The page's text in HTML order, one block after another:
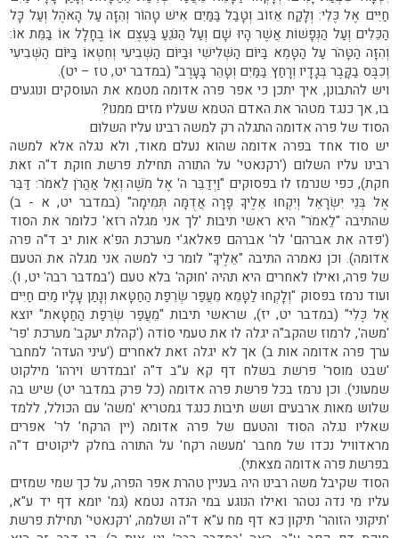
חַיִּים אֶל כֶּלִי: וְלָקַח אֵזוֹב וְטָבַל בַּמַּיִם אִישׁ טָהוֹר וְהִזָּה עַל הָאֹהֶל וְעַל כָּל
הַכֵּלִים וְעַל הַנְּפָשׁוֹת אֲשֶׁר הָיוּ שָׁם וְעַל הַנֹּגֵעַ בַּעֶצֶם אוֹ בֶחָלָל אוֹ בַמֵּת אוֹ:
וְהִזָּה הַטָּהֹר עַל הַטָּמֵא בַּיּוֹם הַשְּׁלִישִׁי וּבַיּוֹם הַשְּׁבִיעִי וְחִטְּאוֹ בַּיּוֹם הַשְּׁבִיעִי
וְכִבֶּס בַקָּבֶר בְּגָדָיו וְרָחַץ בַּמַּיִם וְטָהֵר בָּעָרֶב" (במדבר יט, טז – יט).
ויש להתבונן, איך יתכן כי אפר פרה אדומה מטמא את העוסקים ונוגעים
בו, אך כנגד מטהר את האדם הטמא שעליו מזים ממנו?
הסוד של פרה אדומה התגלה רק למשה רבינו עליו השלום
יש סוד אחד בפרה אדומה שהוא נעלם מאוד, ולא נגלה אלא למשה
רבינו עליו השלום ('רקנאטי' על התורה תחילת פרשת חוקת ד"ה זאת
חקת), כפי שנרמז לו בפסוקים "וַיְדַבֵּר ה' אֶל מֹשֶׁה וְאֶל אַהֲרֹן לֵאמֹר: דַּבֵּר
אֶל בְּנֵי יִשְׂרָאֵל וְיִקְחוּ אֵלֶיךָ פָרָה אֲדֻמָּה תְּמִימָה" (במדבר יט, א - ב)
שהתיבה "לֵאמֹר" היא ראשי תיבות 'לך אני מגלה רזא' כלומר את הסוד
('פדה את אברהם' לר' אברהם פאלאג'י מערכת הפ'א אות יב ד"ה פרה
אדומה). וכן נאמרה התיבה "אֵלֶיךָ" לומר כי למשה אני מגלה את הטעם
של פרה, ואילו לאחרים היא תהיה 'חוּקה' בלא טעם ('במדבר רבה' יט, ו).
ועוד נרמז בפסוק "וְלָקְחוּ לַטָּמֵא מֵעֲפַר שְׂרֵפַת הַחַטָּאת וְנָתַן עָלָיו מַיִם חַיִּים
אֶל כֶּלִי" (במדבר יט, יז), שראשי תיבות "מֵעֲפַר שְׂרֵפַת הַחַטָּאת" יוצא
'משה', לרמוז שהקב"ה יגלה לו את טעמי סוֹדה ('קהלת יעקב' מערכת 'פר'
ערך פרה אדומה אות ב) אך לא יגלה זאת לאחרים ('עיני העדה' למחבר
'שבט מוסר' פרשת בשלח דף קא ע"ב ד"ה 'ובמדרש וירהו' מילקוט
שמעוני). וכן נרמז בכל פרשת פרה אדומה (כל פרק במדבר יט) שיש בה
שלוש מאות ארבעים ושש תיבות כנגד גמטריא 'משה' עם הכולל, ללמד
שאליו נגלה הסוד והטעם של פרה אדומה (יין הרקח' לר' אפרים
מראדוויל נכדו של מחבר 'מעשה רקח' על התורה בחלק ליקוטים ד"ה
בפרשת פרה אדומה מצאתי).
הסוד שקיבל משה רבינו היה בעניין טהרת אפר הפרה, על כך שמי שמזים
עליו מי נדה נטהר ואילו הנוגע במי הנדה נטמא (גמ' יומא דף יד ע"א,
'תיקוני הזוהר' תיקון כא דף מח ע"א ד"ה ושלמה, 'רקנאטי' תחילת פרשת